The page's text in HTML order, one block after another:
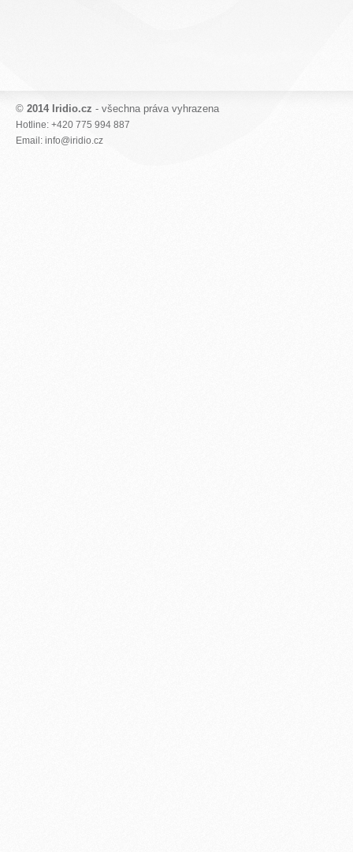
© 2014 Iridio.cz - všechna práva vyhrazena
Hotline: +420 775 994 887
Email: info@iridio.cz